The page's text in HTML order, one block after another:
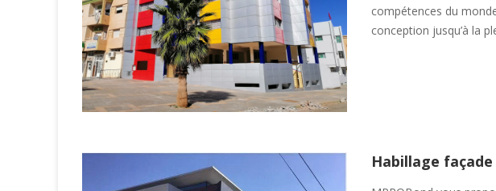
compétences du
conception jusqu’à la
Habillage